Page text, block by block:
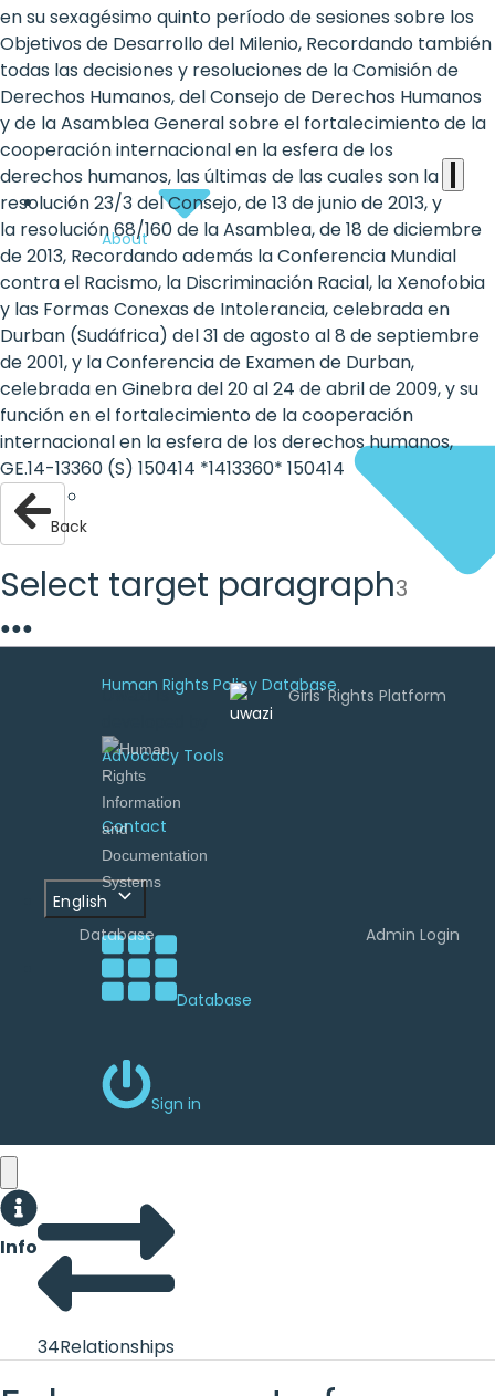
the
international
agenda
About
Human Rights Policy Database
Advocacy Tools
Contact
English
Database
Sign in
en su sexagésimo quinto período de sesiones sobre los
Objetivos de Desarrollo del Milenio, Recordando también
todas las decisiones y resoluciones de la Comisión de
Derechos Humanos, del Consejo de Derechos Humanos
y de la Asamblea General sobre el fortalecimiento de la
cooperación internacional en la esfera de los
derechos humanos, las últimas de las cuales son la
resolución 23/3 del Consejo, de 13 de junio de 2013, y
la resolución 68/160 de la Asamblea, de 18 de diciembre
de 2013, Recordando además la Conferencia Mundial
contra el Racismo, la Discriminación Racial, la Xenofobia
y las Formas Conexas de Intolerancia, celebrada en
Durban (Sudáfrica) del 31 de agosto al 8 de septiembre
de 2001, y la Conferencia de Examen de Durban,
celebrada en Ginebra del 20 al 24 de abril de 2009, y su
función en el fortalecimiento de la cooperación
internacional en la esfera de los derechos humanos,
GE.14-13360 (S) 150414 *1413360* 150414
Back
Select target paragraph3
●●●
Uwazi is
Database Admin Login
Info
34Relationships